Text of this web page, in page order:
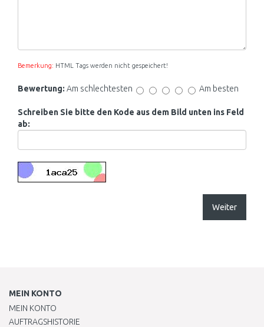
Bemerkung: HTML Tags werden nicht gespeichert!
Bewertung: Am schlechtesten Am besten
Schreiben Sie bitte den Kode aus dem Bild unten ins Feld
ab:
Weiter
MEIN KONTO
MEIN KONTO
AUFTRAGSHISTORIE